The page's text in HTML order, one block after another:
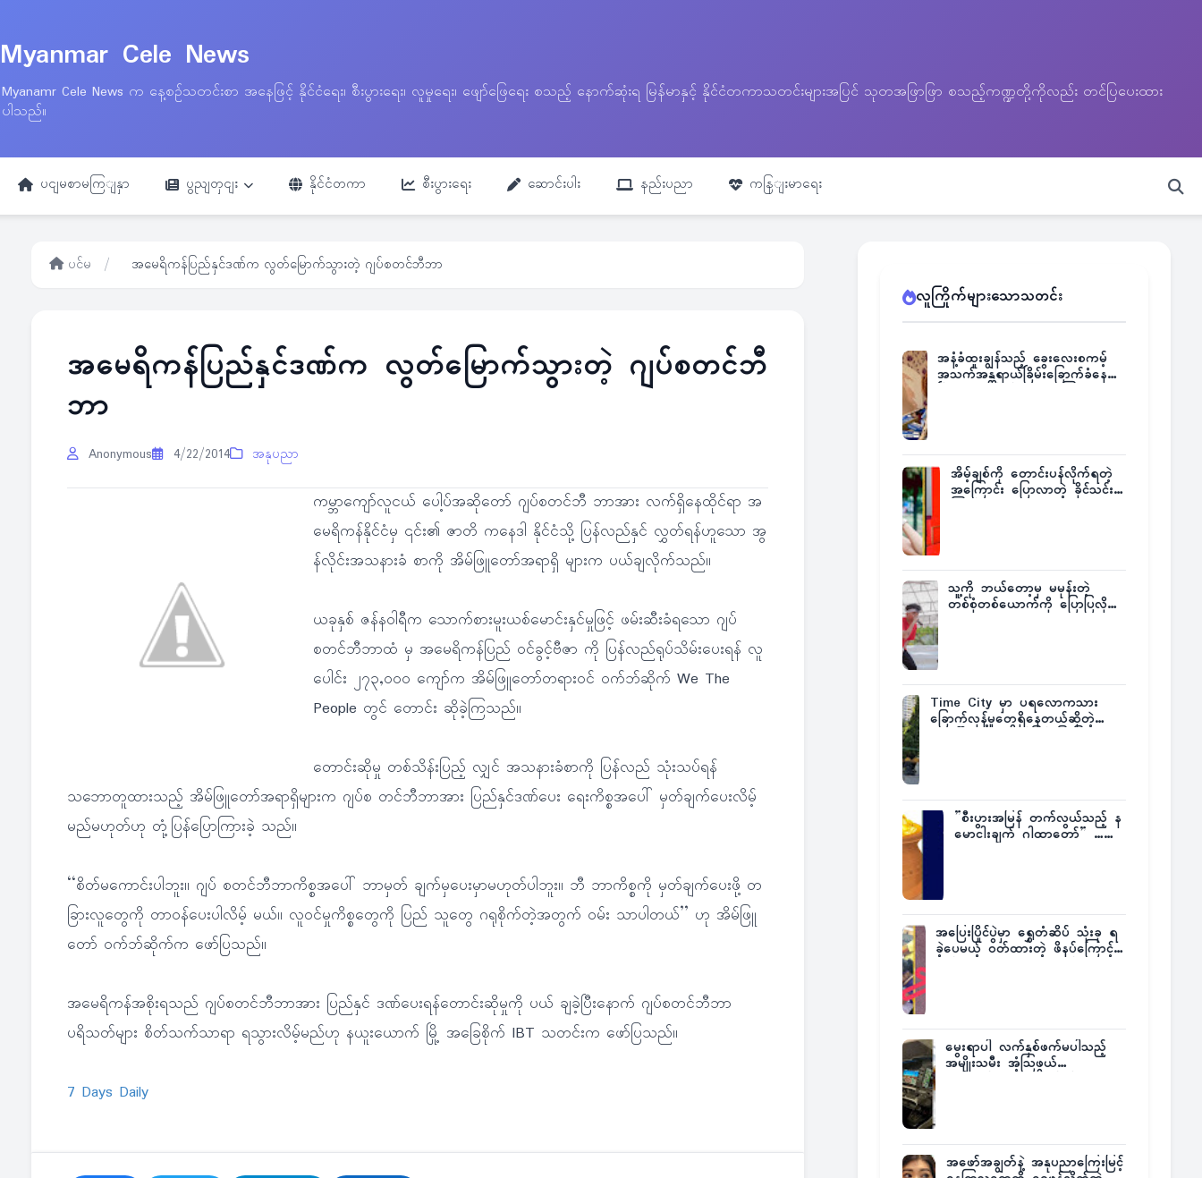
Myanmar Cele News
Myanamr Cele News က နေ့စဉ်သတင်းစာ အနေဖြင့် နိုင်ငံရေး၊ စီးပွားရေး၊ လူမှုရေး၊ ဖျော်ဖြေရေး စသည့် နောက်ဆုံးရ မြန်မာနှင့် နိုင်ငံတကာသတင်းများအပြင် သုတအဖြာဖြာ စသည့်ကဏ္ဍတို့ကိုလည်း တင်ပြပေးထား
ပါသည်။
ပငျမစာမကြျနှာ ပွညျတှငျး နိုင်ငံတကာ စီးပွားရေး ဆောင်းပါး နည်းပညာ ကနြျးမာရေး
ပင်မ / အမေရိကန်ပြည်နှင်ဒဏ်က လွတ်မြောက်သွားတဲ့ ဂျပ်စတင်ဘီဘာ
အမေရိကန်ပြည်နှင်ဒဏ်က လွတ်မြောက်သွားတဲ့ ဂျပ်စတင်ဘီ
ဘာ
Anonymous 4/22/2014 အနုပညာ
ကမ္ဘာကျော်လူငယ် ပေါ့ပ်အဆိုတော် ဂျပ်စတင်ဘီ ဘာအား လက်ရှိနေထိုင်ရာ အ
မေရိကန်နိုင်ငံမှ ၎င်း၏ ဇာတိ ကနေဒါ နိုင်ငံသို့ ပြန်လည်နှင် လွှတ်ရန်ဟူသော အွ
န်လိုင်းအသနားခံ စာကို အိမ်ဖြူတော်အရာရှိ များက ပယ်ချလိုက်သည်။
ယခုနှစ် ဇန်နဝါရီက သောက်စားမူးယစ်မောင်းနှင်မှုဖြင့် ဖမ်းဆီးခံရသော ဂျပ်
စတင်ဘီဘာထံ မှ အမေရိကန်ပြည် ဝင်ခွင့်ဗီဇာ ကို ပြန်လည်ရုပ်သိမ်းပေးရန် လူ
ပေါင်း ၂၇၃,၀၀၀ ကျော်က အိမ်ဖြူတော်တရားဝင် ဝက်ဘ်ဆိုက် We The
People တွင် တောင်း ဆိုခဲ့ကြသည်။
တောင်းဆိုမှု တစ်သိန်းပြည့် လျှင် အသနားခံစာကို ပြန်လည် သုံးသပ်ရန်
သဘောတူထားသည့် အိမ်ဖြူတော်အရာရှိများက ဂျပ်စ တင်ဘီဘာအား ပြည်နှင်ဒဏ်ပေး ရေးကိစ္စအပေါ် မှတ်ချက်ပေးလိမ့်
မည်မဟုတ်ဟု တုံ့ပြန်ပြောကြားခဲ့ သည်။
‘‘စိတ်မကောင်းပါဘူး။ ဂျပ် စတင်ဘီဘာကိစ္စအပေါ် ဘာမှတ် ချက်မှပေးမှာမဟုတ်ပါဘူး။ ဘီ ဘာကိစ္စကို မှတ်ချက်ပေးဖို့ တ
ခြားလူတွေကို တာဝန်ပေးပါလိမ့် မယ်။ လူဝင်မှုကိစ္စတွေကို ပြည် သူတွေ ဂရုစိုက်တဲ့အတွက် ဝမ်း သာပါတယ်’’ ဟု အိမ်ဖြူ
တော် ဝက်ဘ်ဆိုက်က ဖော်ပြသည်။
အမေရိကန်အစိုးရသည် ဂျပ်စတင်ဘီဘာအား ပြည်နှင် ဒဏ်ပေးရန်တောင်းဆိုမှုကို ပယ် ချခဲ့ပြီးနောက် ဂျပ်စတင်ဘီဘာ
ပရိသတ်များ စိတ်သက်သာရာ ရသွားလိမ့်မည်ဟု နယူးယောက် မြို့ အခြေစိုက် IBT သတင်းက ဖော်ပြသည်။
7 Days Daily
လူကြိုက်များသောသတင်း
အနံ့ခံထူးချွန်သည့် ခွေးလေးစကမ့်
အသက်အန္တရာယ်ခြိမ်းခြောက်ခံနေရ
အိမ့်ချစ်ကို တောင်းပန်လိုက်ရတဲ့
အကြောင်း ပြောလာတဲ့ ခိုင်သင်း
သူ့ကို ဘယ်တော့မှ မမုန်းတဲ့
တစ်စုံတစ်ယောက်ကို ပြောပြလိုက်
Time City မှာ ပရလောကသား
ခြောက်လှန့်မှုတွေရှိနေတယ်ဆိုတဲ့
”စီးပွားအမြန် တက်လွယ်သည့် န
မောငါးချက် ဂါထာတော်” ……
အပြေးပြိုင်ပွဲမှာ ရွှေတံဆိပ် သုံးခု ရ
ခဲ့ပေမယ့် ဝတ်ထားတဲ့ ဖိနပ်ကြောင့်
မွေးရာပါ လက်နှစ်ဖက်မပါသည့်
အမျိုးသမီး အံ့သြဖွယ်
အဖော်အချွတ်နဲ့ အနုပညာကြေးမြင့်